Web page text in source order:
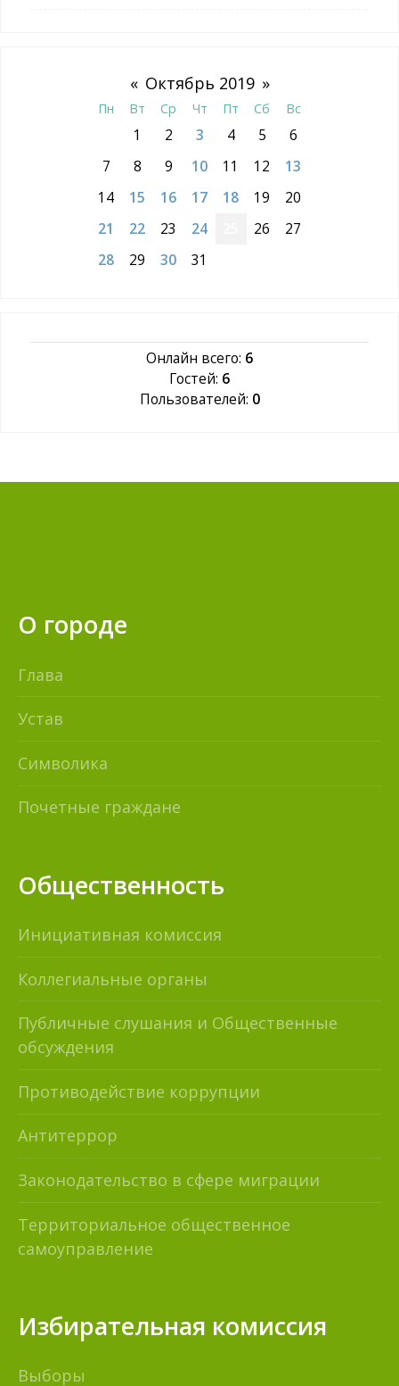
« Октябрь 2019 »
Пн Вт Ср Чт Пт Сб Вс
1 2 3 4 5
6
7
8 9 10 11 12
13
14
15 16 17 18 19
20
21
22 23 24 26
27
28
29 30 31
Онлайн всего: 6
Гостей: 6
Пользователей: 0
О городе
Глава
Устав
Символика
Почетные граждане
Общественность
Инициативная комиссия
Коллегиальные органы
Публичные слушания и Общественные
обсуждения
Противодействие коррупции
Антитеррор
Законодательство в сфере миграции
Территориальное общественное
самоуправление
Избирательная комиссия
Выборы